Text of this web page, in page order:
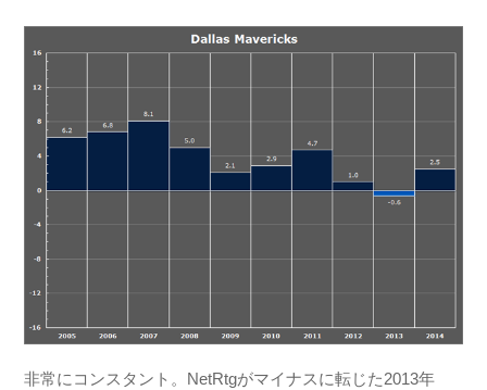
非常にコンスタント。NetRtgがマイナスに転じた2013年